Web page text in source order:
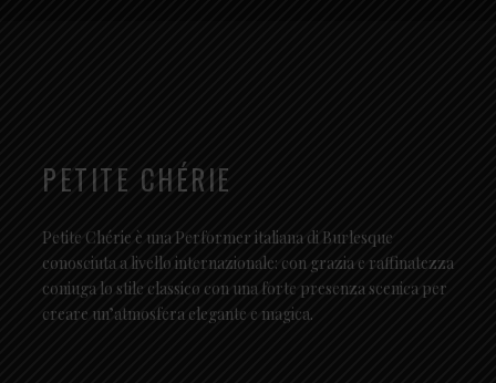
PETITE CHÉRIE
Petite Chérie è una Performer italiana di Burlesque
conosciuta a livello internazionale: con grazia e raffinatezza
coniuga lo stile classico con una forte presenza scenica per
creare un’atmosfera elegante e magica.